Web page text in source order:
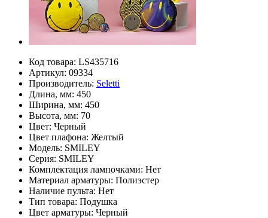
Код товара: LS435716
Артикул: 09334
Производитель: Seletti
Длина, мм: 450
Ширина, мм: 450
Высота, мм: 70
Цвет: Черный
Цвет плафона: Желтый
Модель: SMILEY
Серия: SMILEY
Комплектация лампочками: Нет
Материал арматуры: Полиэстер
Наличие пульта: Нет
Тип товара: Подушка
Цвет арматуры: Черный